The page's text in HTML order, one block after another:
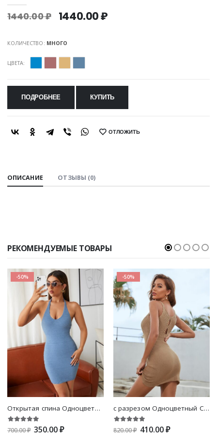
1440.00 ₽ 1440.00 ₽
КОЛИЧЕСТВО: МНОГО
ЦВЕТА:
ПОДРОБНЕЕ КУПИТЬ
SHARE: ОТЛОЖИТЬ
ОПИСАНИЕ ОТЗЫВЫ (0)
РЕКОМЕНДУЕМЫЕ ТОВАРЫ
-50%
Открытая спина Одноцветный Сексуальный Платья-свитеры
700.00 ₽ 350.00 ₽
-50%
с разрезом Одноцветный Сексуальный Платья-свитеры
820.00 ₽ 410.00 ₽